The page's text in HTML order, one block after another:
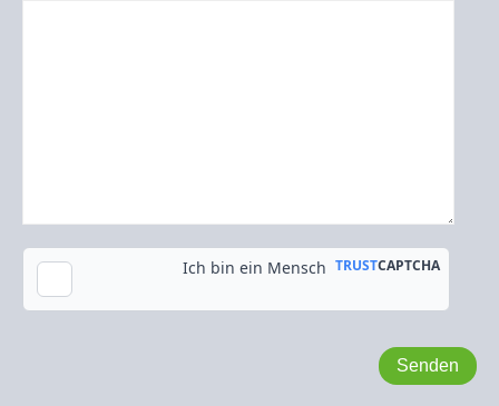
Kopie an meine E-Mail-Adresse senden